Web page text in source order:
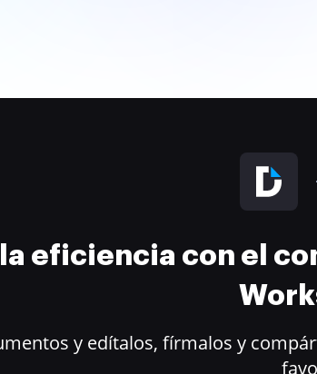
eficiencia con el
y edítalos, fírmalos y